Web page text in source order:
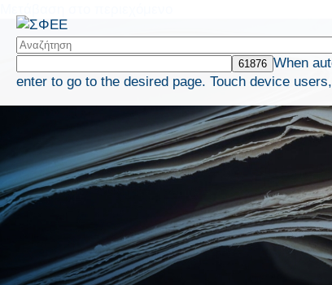
When
enter to go to the desired page. Touch device